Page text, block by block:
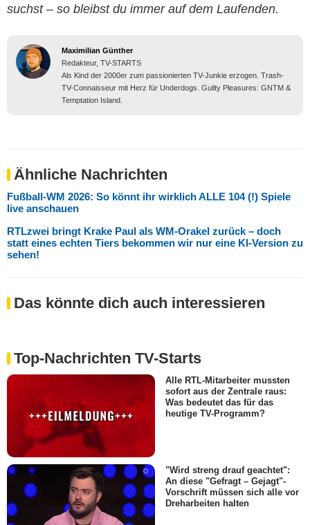
suchst – so bleibst du immer auf dem Laufenden.
Maximilian Günther
Redakteur, TV-STARTS
Als Kind der 2000er zum passionierten TV-Junkie erzogen. Trash-
TV-Connaisseur mit Herz für Underdogs. Guilty Pleasures: GNTM &
Temptation Island.
Ähnliche Nachrichten
Fußball-WM 2026: So könnt ihr wirklich ALLE 104 (!) Spiele
live anschauen
RTLzwei bringt Krake Paul als WM-Orakel zurück – doch
statt eines echten Tiers bekommen wir nur eine KI-Version zu
sehen!
Das könnte dich auch interessieren
Top-Nachrichten TV-Starts
Alle RTL-Mitarbeiter mussten
sofort aus der Zentrale raus:
Was bedeutet das für das
heutige TV-Programm?
"Wird streng drauf geachtet":
An diese "Gefragt – Gejagt"-
Vorschrift müssen sich alle vor
Dreharbeiten halten